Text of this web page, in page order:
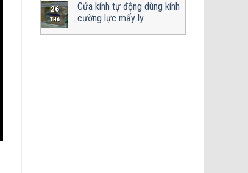
26
TH6
Cửa kính tự động dùng kính
cường lực mấy ly